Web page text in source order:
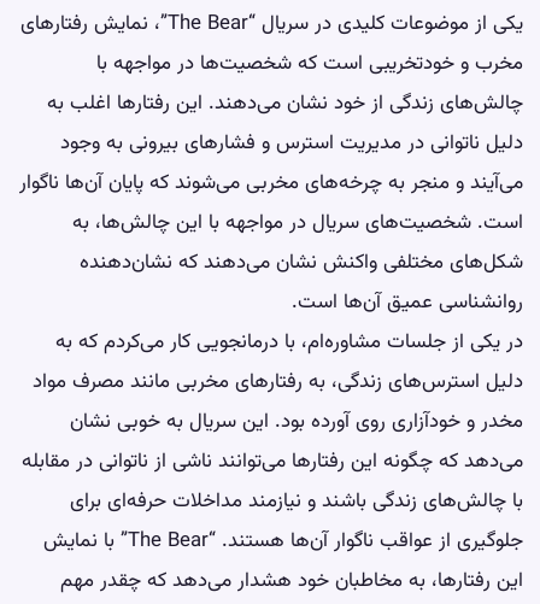
یکی از موضوعات کلیدی در سریال “The Bear”، نمایش رفتارهای
مخرب و خودتخریبی است که شخصیت‌ها در مواجهه با
چالش‌های زندگی از خود نشان می‌دهند. این رفتارها اغلب به
دلیل ناتوانی در مدیریت استرس و فشارهای بیرونی به وجود
می‌آیند و منجر به چرخه‌های مخربی می‌شوند که پایان آن‌ها ناگوار
است. شخصیت‌های سریال در مواجهه با این چالش‌ها، به
شکل‌های مختلفی واکنش نشان می‌دهند که نشان‌دهنده
روانشناسی عمیق آن‌ها است.
در یکی از جلسات مشاوره‌ام، با درمانجویی کار می‌کردم که به
دلیل استرس‌های زندگی، به رفتارهای مخربی مانند مصرف مواد
مخدر و خودآزاری روی آورده بود. این سریال به خوبی نشان
می‌دهد که چگونه این رفتارها می‌توانند ناشی از ناتوانی در مقابله
با چالش‌های زندگی باشند و نیازمند مداخلات حرفه‌ای برای
جلوگیری از عواقب ناگوار آن‌ها هستند. “The Bear” با نمایش
این رفتارها، به مخاطبان خود هشدار می‌دهد که چقدر مهم